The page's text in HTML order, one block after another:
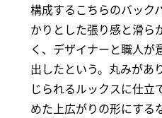
構成するこちらのバック
かりとした張り感と滑ら
く、デザイナーと職人が
出したという。丸みがあ
じられるルックスに仕立
めた上広がりの形にする